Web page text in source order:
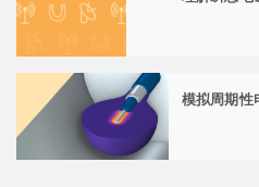
模拟周期性